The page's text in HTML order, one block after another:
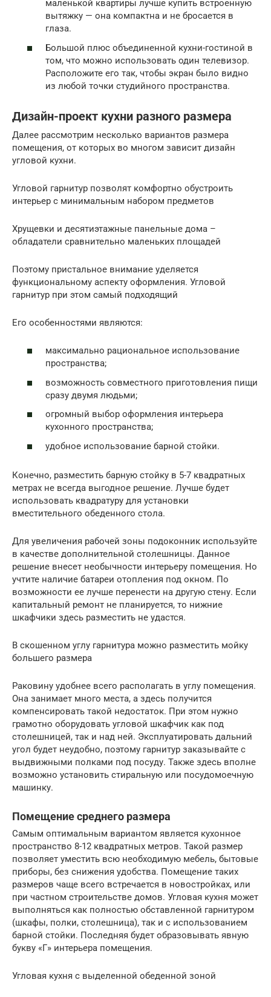
маленькой квартиры лучше купить встроенную
вытяжку — она компактна и не бросается в
глаза.
Большой плюс объединенной кухни-гостиной в
том, что можно использовать один телевизор.
Расположите его так, чтобы экран было видно
из любой точки студийного пространства.
Дизайн-проект кухни разного размера
Далее рассмотрим несколько вариантов размера
помещения, от которых во многом зависит дизайн
угловой кухни.
Угловой гарнитур позволят комфортно обустроить
интерьер с минимальным набором предметов
Хрущевки и десятиэтажные панельные дома –
обладатели сравнительно маленьких площадей
Поэтому пристальное внимание уделяется
функциональному аспекту оформления. Угловой
гарнитур при этом самый подходящий
Его особенностями являются:
максимально рациональное использование
пространства;
возможность совместного приготовления пищи
сразу двумя людьми;
огромный выбор оформления интерьера
кухонного пространства;
удобное использование барной стойки.
Конечно, разместить барную стойку в 5-7 квадратных
метрах не всегда выгодное решение. Лучше будет
использовать квадратуру для установки
вместительного обеденного стола.
Для увеличения рабочей зоны подоконник используйте
в качестве дополнительной столешницы. Данное
решение внесет необычности интерьеру помещения. Но
учтите наличие батареи отопления под окном. По
возможности ее лучше перенести на другую стену. Если
капитальный ремонт не планируется, то нижние
шкафчики здесь разместить не удастся.
В скошенном углу гарнитура можно разместить мойку
большего размера
Раковину удобнее всего располагать в углу помещения.
Она занимает много места, а здесь получится
компенсировать такой недостаток. При этом нужно
грамотно оборудовать угловой шкафчик как под
столешницей, так и над ней. Эксплуатировать дальний
угол будет неудобно, поэтому гарнитур заказывайте с
выдвижными полками под посуду. Также здесь вполне
возможно установить стиральную или посудомоечную
машинку.
Помещение среднего размера
Самым оптимальным вариантом является кухонное
пространство 8-12 квадратных метров. Такой размер
позволяет уместить всю необходимую мебель, бытовые
приборы, без снижения удобства. Помещение таких
размеров чаще всего встречается в новостройках, или
при частном строительстве домов. Угловая кухня может
выполняться как полностью обставленной гарнитуром
(шкафы, полки, столешница), так и с использованием
барной стойки. Последняя будет образовывать явную
букву «Г» интерьера помещения.
Угловая кухня с выделенной обеденной зоной